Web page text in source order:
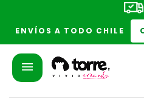
ENVÍOS A TODO CHILE